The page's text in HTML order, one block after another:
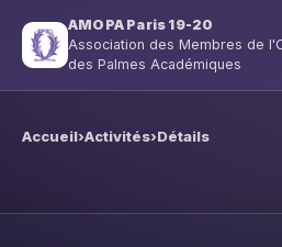
AMOPA Paris 19-20
Association des Membres de
des Palmes Académiques
Accueil›Activités›Détails